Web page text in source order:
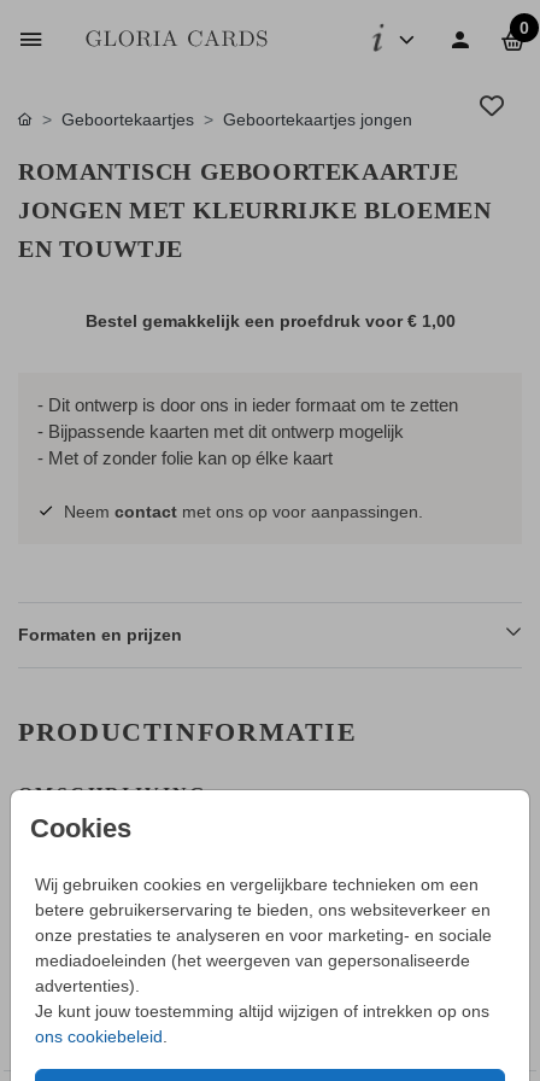
0
Cookies
Wij gebruiken cookies en vergelijkbare technieken om een
betere gebruikerservaring te bieden, ons websiteverkeer en
onze prestaties te analyseren en voor marketing- en sociale
mediadoeleinden (het weergeven van gepersonaliseerde
advertenties).
Je kunt jouw toestemming altijd wijzigen of intrekken op ons
ons cookiebeleid
Geboortekaartjes Geboortekaartjes jongen
ROMANTISCH GEBOORTEKAARTJE
JONGEN MET KLEURRIJKE BLOEMEN
EN TOUWTJE
Bestel gemakkelijk een proefdruk voor€ 1,00
- Dit ontwerp is door ons in ieder formaat om te zetten
- Bijpassende kaarten met dit ontwerp mogelijk
- Met of zonder folie kan op élke kaart
Neem contact met ons op voor aanpassingen.
Formaten en prijzen
PRODUCTINFORMATIE
OMSCHRIJVING
Een vrolijk geboortekaartje voor een jongen met bloemen. Je
van 25 meter.
HOE WERKT HET?
- Maak in de editor een mooi ontwerp van dit geboortekaartje.
- Sla deze op in je account en bestel daarna een proefdruk.
- Tijdens bestellen kun je kiezen uit verschillende formaten,
papiersoorten en envelopkleuren.
- Je kunt bij de proefdruk een bosje touw bestellen zodat je
Toon meer
COLLECTIE
Geboortekaartjes jongen